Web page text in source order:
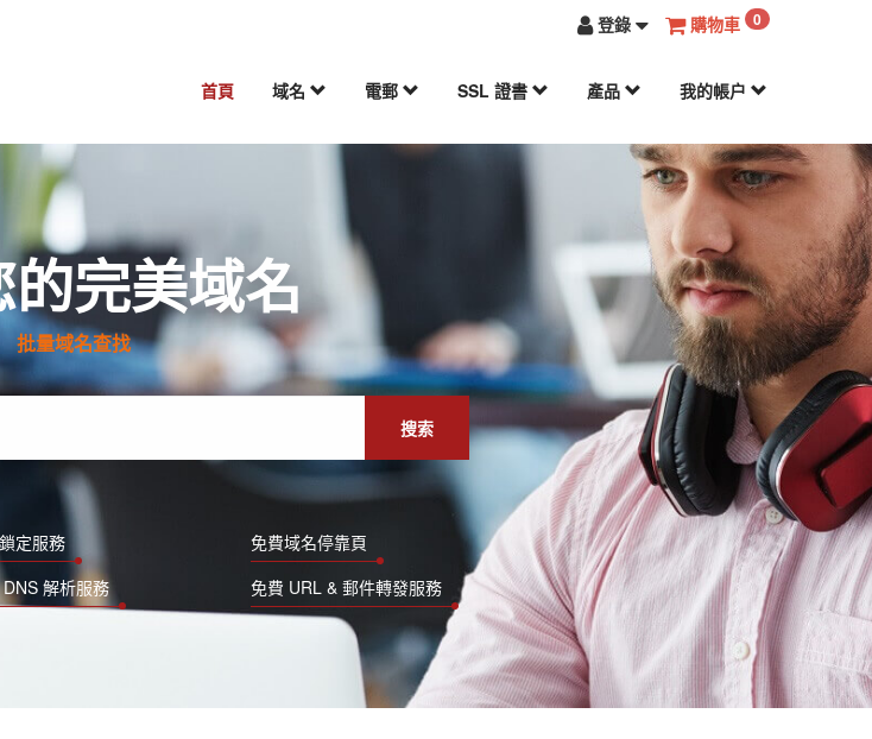
登錄 購物車 0
首頁 域名 電郵 SSL 證書 產品 我的帳户
完美域名
批量域名查找
搜索
定服務
免費域名停靠頁
解析服務 免費 URL & 郵件轉發服務